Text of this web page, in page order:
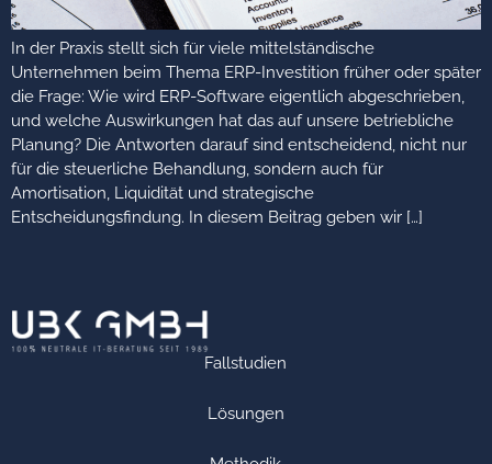
In der Praxis stellt sich für viele mittelständische
Unternehmen beim Thema ERP-Investition früher oder später
die Frage: Wie wird ERP-Software eigentlich abgeschrieben,
und welche Auswirkungen hat das auf unsere betriebliche
Planung? Die Antworten darauf sind entscheidend, nicht nur
für die steuerliche Behandlung, sondern auch für
Amortisation, Liquidität und strategische
Entscheidungsfindung. In diesem Beitrag geben wir […]
Fallstudien
Lösungen